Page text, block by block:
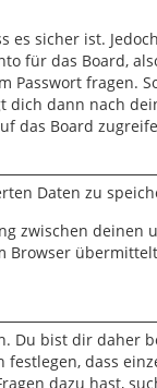
sicher ist.
für das Board,
fragen.
dich dann nach
das Board
Daten zu
zwischen
Du bist dir daher
dass
dazu hast,